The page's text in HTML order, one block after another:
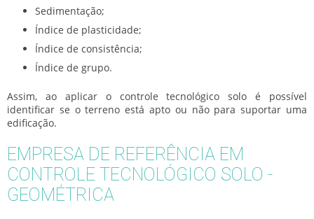
Sedimentação;
Índice de plasticidade;
Índice de consistência;
Índice de grupo.
Assim, ao aplicar o controle tecnológico solo é possível
identificar se o terreno está apto ou não para suportar uma
edificação.
EMPRESA DE REFERÊNCIA EM
CONTROLE TECNOLÓGICO SOLO -
GEOMÉTRICA